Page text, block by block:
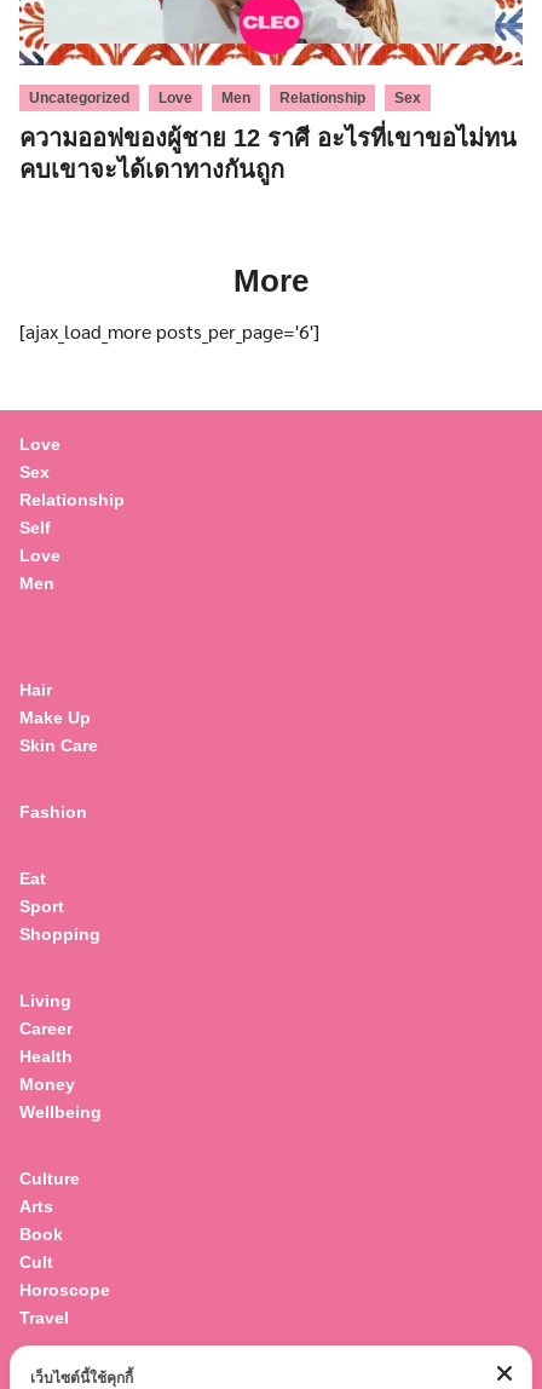
Uncategorized Love Men Relationship Sex
ความออฟของผู้ชาย 12 ราศี อะไรที่เขาขอไม่ทน
คบเขาจะได้เดาทางกันถูก
More
[ajax_load_more posts_per_page='6']
Love
Sex
Relationship
Self
Love
Men
Hair
Make Up
Skin Care
Fashion
Eat
Sport
Shopping
Living
Career
Health
Money
Wellbeing
Culture
Arts
Book
Cult
Horoscope
Travel
Entertainment
เว็บไซต์นี้ใช้คุกกี้